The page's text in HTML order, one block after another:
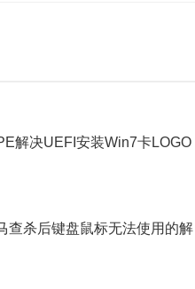
解决UEFI安装Win7卡LOGO
查杀后键盘鼠标无法使用的解